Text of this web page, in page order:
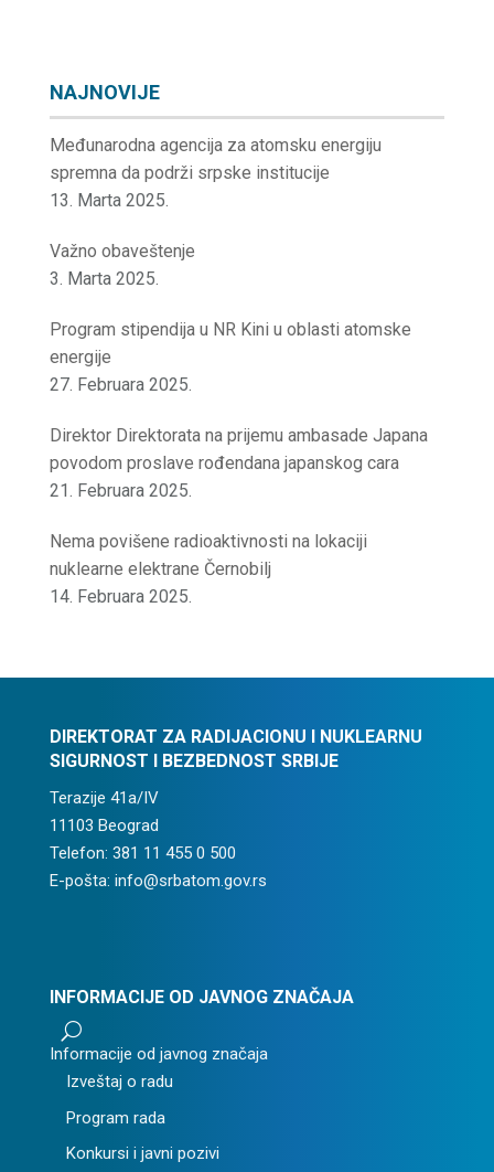
NAJNOVIJE
Međunarodna agencija za atomsku energiju
spremna da podrži srpske institucije
13. Marta 2025.
Važno obaveštenje
3. Marta 2025.
Program stipendija u NR Kini u oblasti atomske
energije
27. Februara 2025.
Direktor Direktorata na prijemu ambasade Japana
povodom proslave rođendana japanskog cara
21. Februara 2025.
Nema povišene radioaktivnosti na lokaciji
nuklearne elektrane Černobilj
14. Februara 2025.
DIREKTORAT ZA RADIJACIONU I NUKLEARNU
SIGURNOST I BEZBEDNOST SRBIJE
Terazije 41a/IV
11103 Beograd
Telefon: 381 11 455 0 500
E-pošta: info@srbatom.gov.rs
INFORMACIJE OD JAVNOG ZNAČAJA
U
Informacije od javnog značaja
Izveštaj o radu
Program rada
Konkursi i javni pozivi